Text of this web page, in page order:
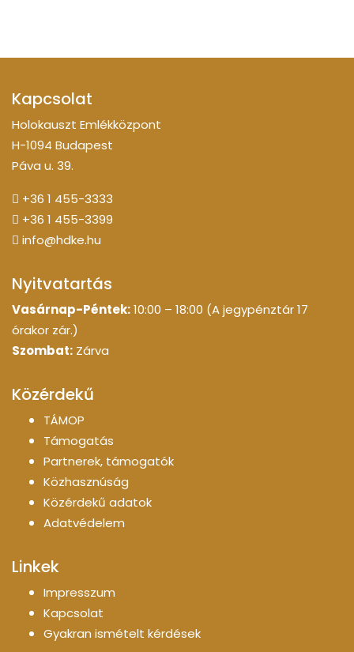
Kapcsolat
Holokauszt Emlékközpont
H-1094 Budapest
Páva u. 39.
+36 1 455-3333
+36 1 455-3399
info@hdke.hu
Nyitvatartás
Vasárnap-Péntek:10:00 – 18:00 (A jegypénztár 17
órakor zár.)
Szombat: Zárva
Közérdekű
TÁMOP
Támogatás
Partnerek, támogatók
Közhasznúság
Közérdekű adatok
Adatvédelem
Linkek
Impresszum
Kapcsolat
Gyakran ismételt kérdések